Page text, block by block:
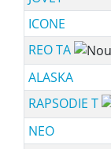
ICONE
REO TA
ALASKA
RAPSODIE T
NEO